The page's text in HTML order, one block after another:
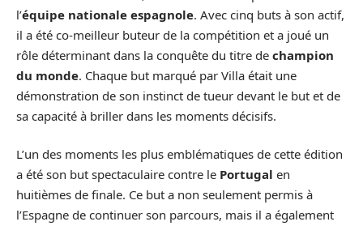
l’équipe nationale espagnole. Avec cinq buts à son actif,
il a été co-meilleur buteur de la compétition et a joué un
rôle déterminant dans la conquête du titre de champion
du monde. Chaque but marqué par Villa était une
démonstration de son instinct de tueur devant le but et de
sa capacité à briller dans les moments décisifs.
L’un des moments les plus emblématiques de cette édition
a été son but spectaculaire contre le Portugal en
huitièmes de finale. Ce but a non seulement permis à
l’Espagne de continuer son parcours, mais il a également